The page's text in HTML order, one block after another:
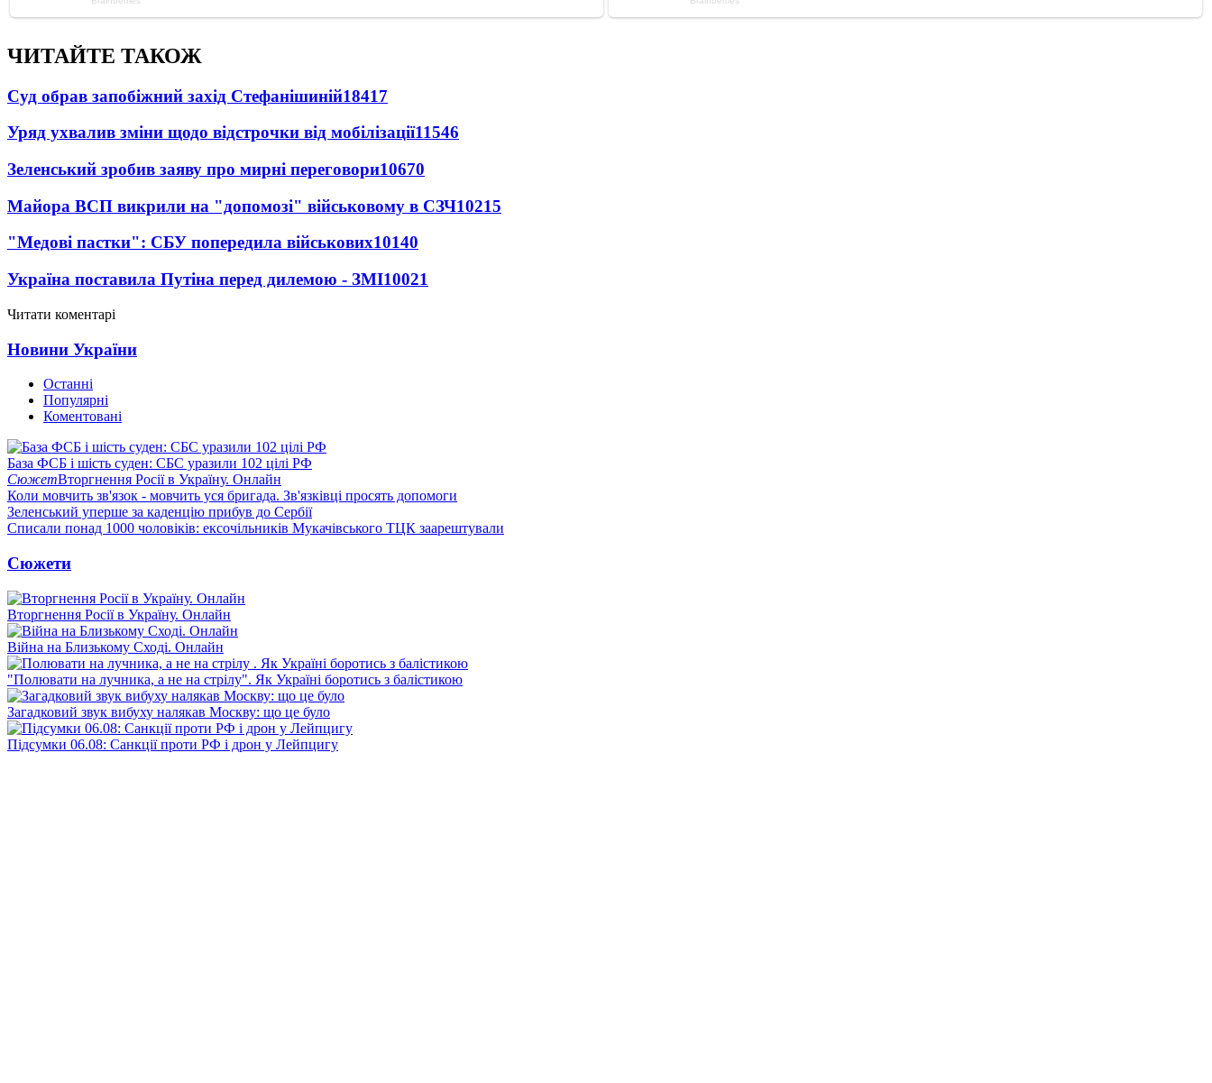
ЧИТАЙТЕ ТАКОЖ
Суд обрав запобіжний захід Стефанішиній18417
Уряд ухвалив зміни щодо відстрочки від мобілізації11546
Зеленський зробив заяву про мирні переговори10670
Майора ВСП викрили на "допомозі" військовому в СЗЧ10215
"Медові пастки": СБУ попередила військових10140
Україна поставила Путіна перед дилемою - ЗМІ10021
Читати коментарі
Новини України
Останні
Популярні
Коментовані
База ФСБ і шість суден: СБС уразили 102 цілі РФ
СюжетВторгнення Росії в Україну. Онлайн
Коли мовчить зв'язок - мовчить уся бригада. Зв'язківці просять допомоги
Зеленський уперше за каденцію прибув до Сербії
Списали понад 1000 чоловіків: ексочільників Мукачівського ТЦК заарештували
Сюжети
Вторгнення Росії в Україну. Онлайн
Війна на Близькому Сході. Онлайн
"Полювати на лучника, а не на стрілу". Як Україні боротись з балістикою
Загадковий звук вибуху налякав Москву: що це було
Підсумки 06.08: Санкції проти РФ і дрон у Лейпцигу